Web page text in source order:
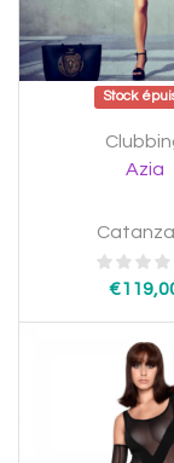
Stock
Azia
€